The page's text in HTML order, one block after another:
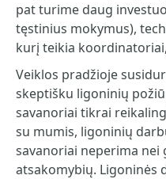
pat turime daug
tęstinius mokymus),
kurį teikia
Veiklos pradžioje
skeptišku ligoninių
savanoriai tikrai
su mumis, ligoninių
savanoriai neperima nei
atsakomybių. Ligoninės